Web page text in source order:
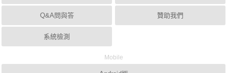
Q&A問與答
系統檢測
贊助我們
Mobile